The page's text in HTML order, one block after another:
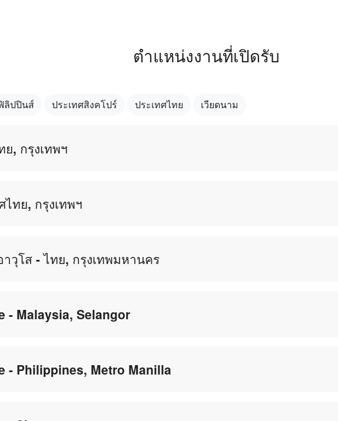
ตำแหน่งงานที่เปิดรับ
ลิปปินส์ ประเทศสิงคโปร์ ประเทศไทย เวียดนาม
, กรุงเทพฯ
ทย, กรุงเทพฯ
วุโส - ไทย, กรุงเทพมหานคร
- Malaysia, Selangor
- Philippines, Metro Manilla